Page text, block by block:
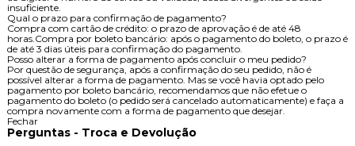
insuficiente.
Qual o prazo para confirmação de pagamento?
Compra com cartão de crédito: o prazo de aprovação é de até 48
horas.Compra por boleto bancário: após o pagamento do boleto, o prazo é
de até 3 dias úteis para confirmação do pagamento.
Posso alterar a forma de pagamento após concluir o meu pedido?
Por questão de segurança, após a confirmação do seu pedido, não é
possível alterar a forma de pagamento. Mas se você havia optado pelo
pagamento por boleto bancário, recomendamos que não efetue o
pagamento do boleto (o pedido será cancelado automaticamente) e faça a
compra novamente com a forma de pagamento que desejar.
Fechar
Perguntas - Troca e Devolução